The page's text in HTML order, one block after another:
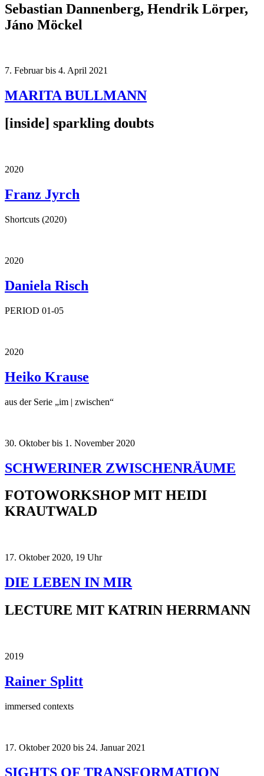
Sebastian Dannenberg, Hendrik Lörper,
Jáno Möckel
7. Februar bis 4. April 2021
MARITA BULLMANN
[inside] sparkling doubts
2020
Franz Jyrch
Shortcuts (2020)
2020
Daniela Risch
PERIOD 01-05
2020
Heiko Krause
aus der Serie „im | zwischen“
30. Oktober bis 1. November 2020
SCHWERINER ZWISCHENRÄUME
FOTOWORKSHOP MIT HEIDI
KRAUTWALD
17. Oktober 2020, 19 Uhr
DIE LEBEN IN MIR
LECTURE MIT KATRIN HERRMANN
2019
Rainer Splitt
immersed contexts
17. Oktober 2020 bis 24. Januar 2021
SIGHTS OF TRANSFORMATION